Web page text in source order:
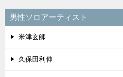
男性ソロアーティスト
米津玄師
久保田利伸